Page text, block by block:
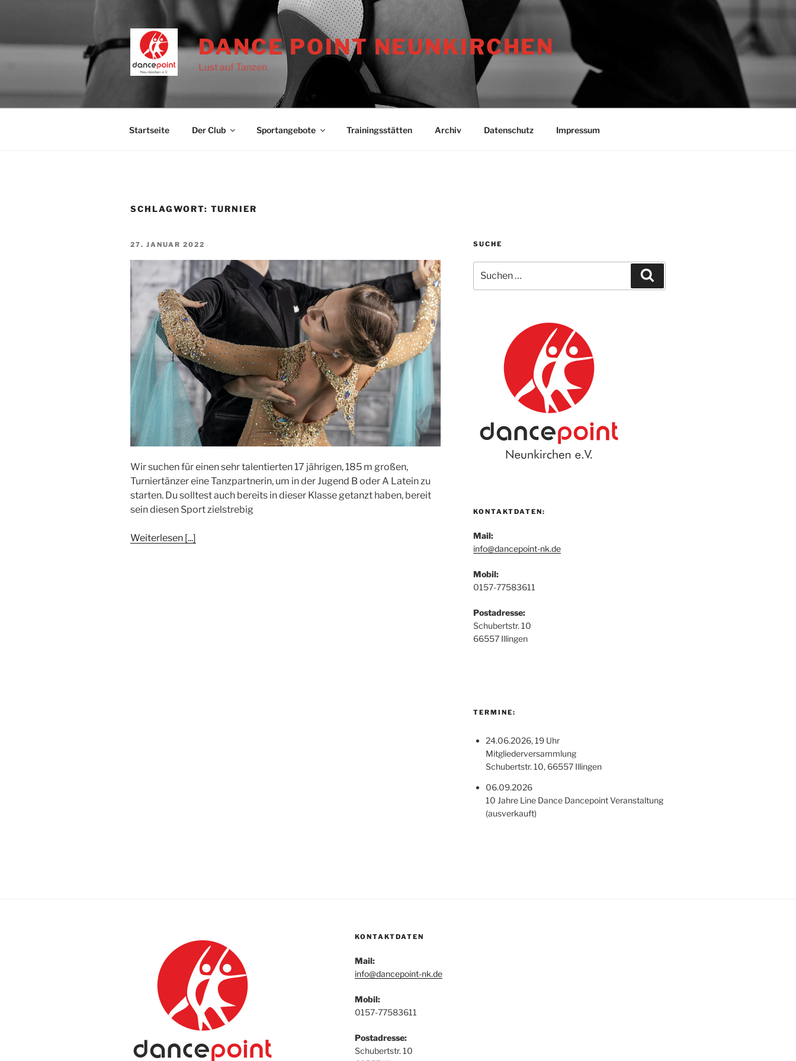
DANCE POINT NEUNKIRCHEN
Lust auf Tanzen
Startseite Der Club Sportangebote Trainingsstätten Archiv Datenschutz Impressum
SCHLAGWORT: TURNIER
VERÖFFENTLICHT
27. JANUAR 2022
Wir suchen für einen sehr talentierten 17 jährigen, 185 m großen,
Turniertänzer eine Tanzpartnerin, um in der Jugend B oder A Latein zu
starten. Du solltest auch bereits in dieser Klasse getanzt haben, bereit
sein diesen Sport zielstrebig
Weiterlesen [...]
SUCHE
nach:
KONTAKTDATEN:
Mail:
info@dancepoint-nk.de
Mobil:
0157-77583611
Postadresse:
Schubertstr. 10
66557 Illingen
TERMINE:
24.06.2026, 19 Uhr
Mitgliederversammlung
Schubertstr. 10, 66557 Illingen
06.09.2026
10 Jahre Line Dance Dancepoint Veranstaltung
(ausverkauft)
KONTAKTDATEN
Mail:
info@dancepoint-nk.de
Mobil:
0157-77583611
Postadresse:
Schubertstr. 10